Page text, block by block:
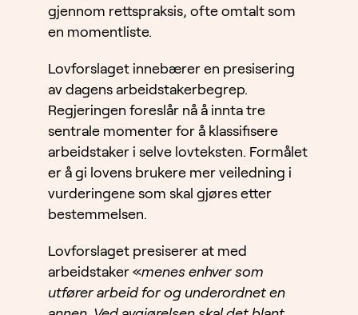
gjennom rettspraksis, ofte omtalt som
en momentliste.
Lovforslaget innebærer en presisering
av dagens arbeidstakerbegrep.
Regjeringen foreslår nå å innta tre
sentrale momenter for å klassifisere
arbeidstaker i selve lovteksten. Formålet
er å gi lovens brukere mer veiledning i
vurderingene som skal gjøres etter
bestemmelsen.
Lovforslaget presiserer at med
arbeidstaker «menes enhver som
utfører arbeid for og underordnet en